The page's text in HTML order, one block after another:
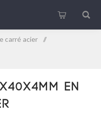
carré acier /
en